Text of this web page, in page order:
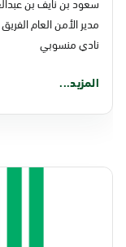
أبشر
مدير الأمن العام
نادي منسوبي
المزيد...